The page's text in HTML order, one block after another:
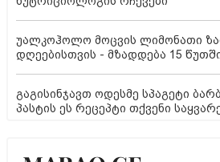
უალკოჰოლო მოცვის ლიმონათი
დღეებისთვის - მზადდება 15
გაგისინჯავთ ოდესმე სპაგეტი
პასტის ეს რეცეპტი თქვენი